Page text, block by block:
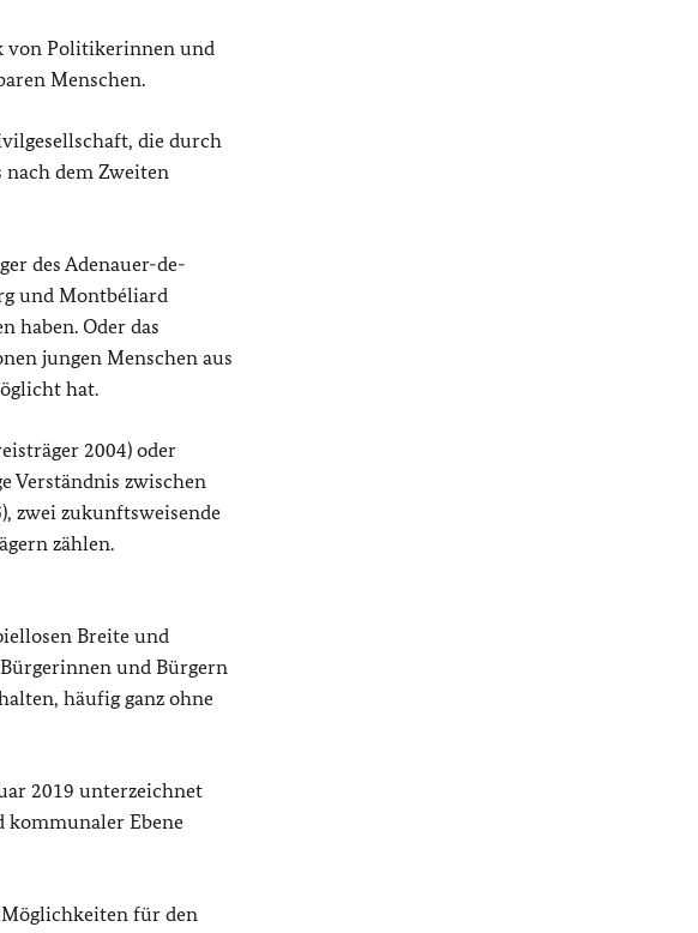
von Politikerinnen und
Menschen.
die durch
dem Zweiten
des Adenauer-de-
und Montbéliard
haben. Oder das
jungen Menschen aus
hat.
2004) oder
Verständnis zwischen
zwei zukunftsweisende
zählen.
Breite und
und Bürgern
häufig ganz ohne
2019 unterzeichnet
kommunaler Ebene
für den